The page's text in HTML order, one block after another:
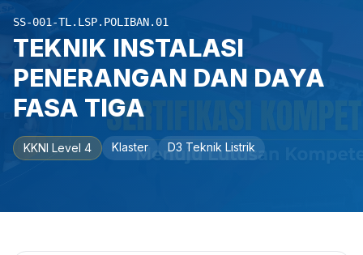
SS-001-TL.LSP.POLIBAN.01
TEKNIK INSTALASI
PENERANGAN DAN DAYA
FASA TIGA
KKNI Level 4 Klaster D3 Teknik Listrik